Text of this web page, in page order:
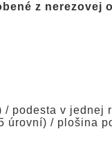
z nerezovej
podesta v jednej
úrovní) / plošina